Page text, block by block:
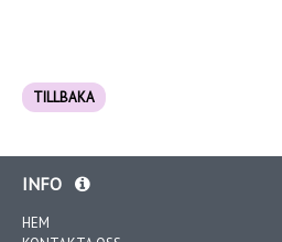
TILLBAKA
INFO
HEM